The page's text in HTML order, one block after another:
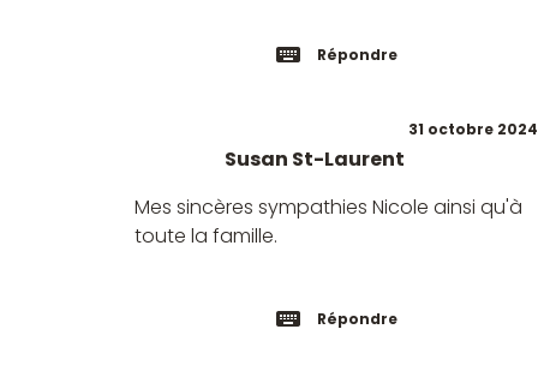
Répondre
31 octobre 2024
Susan St-Laurent
Mes sincères sympathies Nicole ainsi qu'à
toute la famille.
Répondre